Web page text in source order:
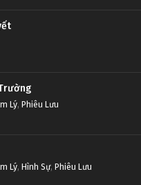
Lý, Phiêu Lưu
Lý, Hình Sự, Phiêu Lưu